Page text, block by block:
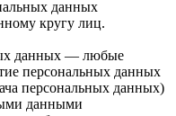
данных
кругу лиц.
данных — любые
персональных данных
персональных данных)
данными